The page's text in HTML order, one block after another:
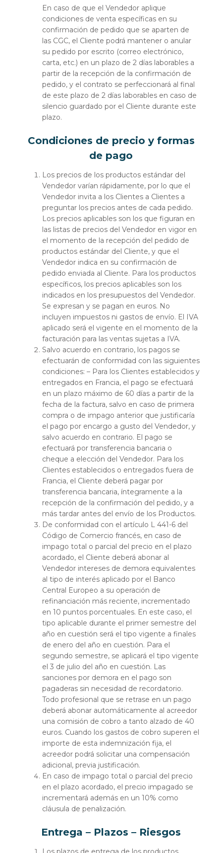
En caso de que el Vendedor aplique
condiciones de venta específicas en su
confirmación de pedido que se aparten de
las CGC, el Cliente podrá mantener o anular
su pedido por escrito (correo electrónico,
carta, etc.) en un plazo de 2 días laborables a
partir de la recepción de la confirmación de
pedido, y el contrato se perfeccionará al final
de este plazo de 2 días laborables en caso de
silencio guardado por el Cliente durante este
plazo.
Condiciones de precio y formas
de pago
Los precios de los productos estándar del
Vendedor varían rápidamente, por lo que el
Vendedor invita a los Clientes a Clientes a
preguntar los precios antes de cada pedido.
Los precios aplicables son los que figuran en
las listas de precios del Vendedor en vigor en
el momento de la recepción del pedido de
productos estándar del Cliente, y que el
Vendedor indica en su confirmación de
pedido enviada al Cliente. Para los productos
específicos, los precios aplicables son los
indicados en los presupuestos del Vendedor.
Se expresan y se pagan en euros. No
incluyen impuestos ni gastos de envío. El IVA
aplicado será el vigente en el momento de la
facturación para las ventas sujetas a IVA.
Salvo acuerdo en contrario, los pagos se
efectuarán de conformidad con las siguientes
condiciones: – Para los Clientes establecidos y
entregados en Francia, el pago se efectuará
en un plazo máximo de 60 días a partir de la
fecha de la factura, salvo en caso de primera
compra o de impago anterior que justificaría
el pago por encargo a gusto del Vendedor, y
salvo acuerdo en contrario. El pago se
efectuará por transferencia bancaria o
cheque a elección del Vendedor. Para los
Clientes establecidos o entregados fuera de
Francia, el Cliente deberá pagar por
transferencia bancaria, íntegramente a la
recepción de la confirmación del pedido, y a
más tardar antes del envío de los Productos.
De conformidad con el artículo L 441-6 del
Código de Comercio francés, en caso de
impago total o parcial del precio en el plazo
acordado, el Cliente deberá abonar al
Vendedor intereses de demora equivalentes
al tipo de interés aplicado por el Banco
Central Europeo a su operación de
refinanciación más reciente, incrementado
en 10 puntos porcentuales. En este caso, el
tipo aplicable durante el primer semestre del
año en cuestión será el tipo vigente a finales
de enero del año en cuestión. Para el
segundo semestre, se aplicará el tipo vigente
el 3 de julio del año en cuestión. Las
sanciones por demora en el pago son
pagaderas sin necesidad de recordatorio.
Todo profesional que se retrase en un pago
deberá abonar automáticamente al acreedor
una comisión de cobro a tanto alzado de 40
euros. Cuando los gastos de cobro superen el
importe de esta indemnización fija, el
acreedor podrá solicitar una compensación
adicional, previa justificación.
En caso de impago total o parcial del precio
en el plazo acordado, el precio impagado se
incrementará además en un 10% como
cláusula de penalización.
Entrega – Plazos – Riesgos